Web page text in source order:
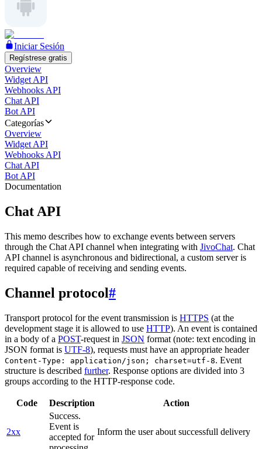
Iniciar Sesión
Regístrese gratis
Overview
Widget API
Webhooks API
Chat API
Bot API
Categorías
Overview
Widget API
Webhooks API
Chat API
Bot API
Documentation
Chat API
This memo describes how to exchange events between servers
through the Chat API channel when integrating with JivoChat. Chat
API channel is asynchronous and bidirectional, a custom server is
required capable of receiving and sending events.
Channel protocol#
Transport protocol for the event transmission is HTTPS (at the
development stage it is allowed to use HTTP). An event is contained
in a body of a POST-request in JSON format (note: text encoding in
JSON format is UTF-8), requests must have an appropriate header
Content-Type: application/json; charset=utf-8. Event
structure is described further. Response options are divided into 3
groups according to the HTTP-response code.
Code Description Action
2xx
Success.
Event is
accepted for
Inform the user about successfull delivery